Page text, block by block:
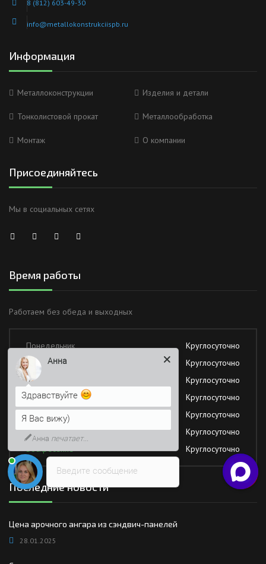
8 (812) 603-49-30
info@metallokonstrukciispb.ru
Информация
Металлоконструкции Изделия и детали
Тонколистовой прокат Металлообработка
Монтаж О компании
Присоединяйтесь
Мы в социальных сетях
Время работы
Работаем без обеда и выходных
Понедельник
Круглосуточно
Вторник
Круглосуточно
Среда
Круглосуточно
Четверг
Круглосуточно
Пятница
Круглосуточно
Суббота
Круглосуточно
Воскресение
Круглосуточно
Последние новости
Цена арочного ангара из сэндвич-панелей
28.01.2025
Введите сообщение
Анна
Здравствуйте
Я Вас вижу)
Анна печатает...